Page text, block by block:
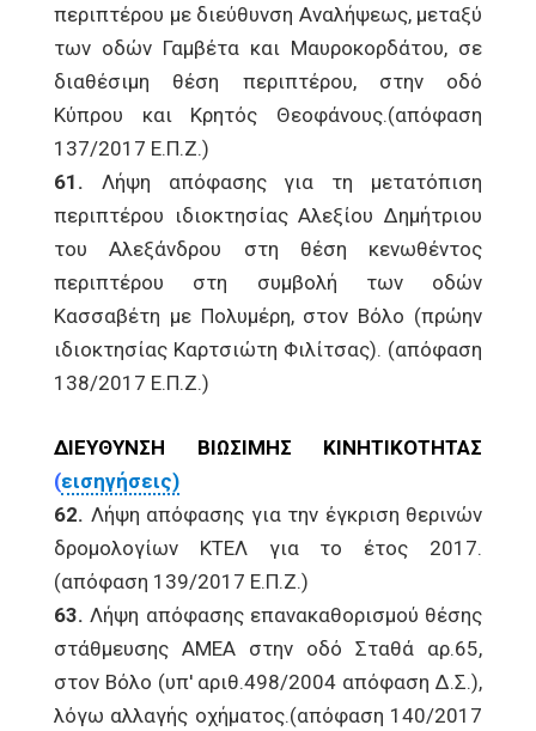
περιπτέρου με διεύθυνση Αναλήψεως, μεταξύ
των οδών Γαμβέτα και Μαυροκορδάτου, σε
διαθέσιμη θέση περιπτέρου, στην οδό
Κύπρου και Κρητός Θεοφάνους.(απόφαση
137/2017 Ε.Π.Ζ.)
61. Λήψη απόφασης για τη μετατόπιση
περιπτέρου ιδιοκτησίας Αλεξίου Δημήτριου
του Αλεξάνδρου στη θέση κενωθέντος
περιπτέρου στη συμβολή των οδών
Κασσαβέτη με Πολυμέρη, στον Βόλο (πρώην
ιδιοκτησίας Καρτσιώτη Φιλίτσας). (απόφαση
138/2017 Ε.Π.Ζ.)
ΔΙΕΥΘΥΝΣΗ ΒΙΩΣΙΜΗΣ ΚΙΝΗΤΙΚΟΤΗΤΑΣ
(εισηγήσεις)
62. Λήψη απόφασης για την έγκριση θερινών
δρομολογίων ΚΤΕΛ για το έτος 2017.
(απόφαση 139/2017 Ε.Π.Ζ.)
63. Λήψη απόφασης επανακαθορισμού θέσης
στάθμευσης ΑΜΕΑ στην οδό Σταθά αρ.65,
στον Βόλο (υπ' αριθ.498/2004 απόφαση Δ.Σ.),
λόγω αλλαγής οχήματος.(απόφαση 140/2017